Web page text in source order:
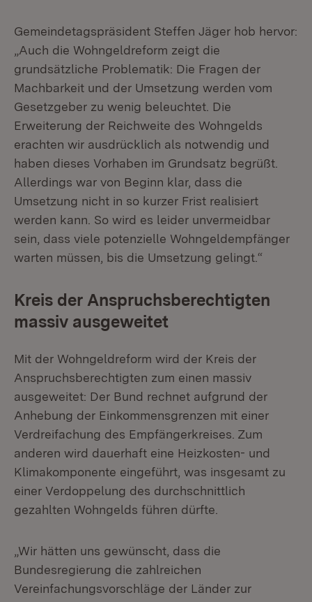
Gemeindetagspräsident Steffen Jäger hob hervor:
„Auch die Wohngeldreform zeigt die
grundsätzliche Problematik: Die Fragen der
Machbarkeit und der Umsetzung werden vom
Gesetzgeber zu wenig beleuchtet. Die
Erweiterung der Reichweite des Wohngelds
erachten wir ausdrücklich als notwendig und
haben dieses Vorhaben im Grundsatz begrüßt.
Allerdings war von Beginn klar, dass die
Umsetzung nicht in so kurzer Frist realisiert
werden kann. So wird es leider unvermeidbar
sein, dass viele potenzielle Wohngeldempfänger
warten müssen, bis die Umsetzung gelingt.“
Kreis der Anspruchsberechtigten
massiv ausgeweitet
Mit der Wohngeldreform wird der Kreis der
Anspruchsberechtigten zum einen massiv
ausgeweitet: Der Bund rechnet aufgrund der
Anhebung der Einkommensgrenzen mit einer
Verdreifachung des Empfängerkreises. Zum
anderen wird dauerhaft eine Heizkosten- und
Klimakomponente eingeführt, was insgesamt zu
einer Verdoppelung des durchschnittlich
gezahlten Wohngelds führen dürfte.
„Wir hätten uns gewünscht, dass die
Bundesregierung die zahlreichen
Vereinfachungsvorschläge der Länder zur